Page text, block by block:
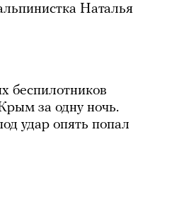
Наталья
беспилотников
за одну ночь.
удар опять попал